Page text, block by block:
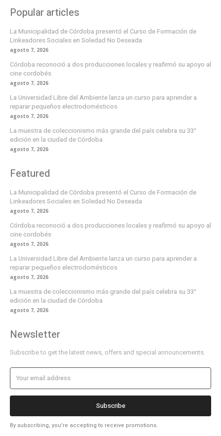
Popular articles
La Municipalidad de Córdoba presentó el Curso de Formación de
Linkeadores Sociales en Soledad No Deseada
agosto 7, 2026
Córdoba reconoció a dos producciones locales y reafirmó su apoyo al
cine cordobés
agosto 7, 2026
La Universidad Libre del Ambiente lanza un curso para aprender a
reparar pequeños electrodomésticos
agosto 7, 2026
La muestra de coleccionismo más grande del país celebra su 33°
edición en la ciudad de Córdoba
agosto 7, 2026
Featured
La Municipalidad de Córdoba presentó el Curso de Formación de
Linkeadores Sociales en Soledad No Deseada
agosto 7, 2026
Córdoba reconoció a dos producciones locales y reafirmó su apoyo al
cine cordobés
agosto 7, 2026
La Universidad Libre del Ambiente lanza un curso para aprender a
reparar pequeños electrodomésticos
agosto 7, 2026
La muestra de coleccionismo más grande del país celebra su 33°
edición en la ciudad de Córdoba
agosto 7, 2026
Newsletter
Subscribe to get the latest news, offers and special announcements.
Subscribe
By subscribing, you're accepting to receive promotions.